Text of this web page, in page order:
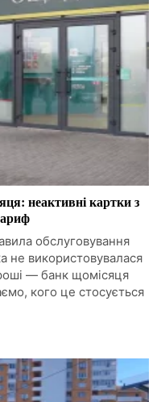
неактивні картки з
обслуговування
не використовувалася
— банк щомісяця
кого це стосується